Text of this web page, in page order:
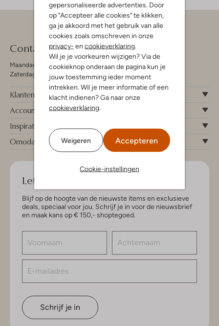
gepersonaliseerde advertenties. Door
op "Accepteer alle cookies" te klikken,
ga je akkoord met het gebruik van alle
cookies zoals omschreven in onze
privacy- en cookieverklaring.
Wil je je voorkeuren wijzigen? Via de
cookieknop onderaan de pagina kun je
jouw toestemming ieder moment
intrekken. Wil je meer informatie of een
klacht indienen? Ga naar onze
cookieverklaring.
Weigeren Accepteren
Cookie-instellingen
Contact
Maandag - Vrijdag 09:00 - 19:00 uur
Zaterdag 09:00 - 17:00 uur
Klantenservice
Account
Inspiratie
Omoda
Let's keep in touch!
Blijf op de hoogte van de nieuwste items en exclusieve
deals, speciaal voor jou. Schrijf je in voor de nieuwsbrief
en maak kans op € 150,- shoptegoed.
Schrijf je in